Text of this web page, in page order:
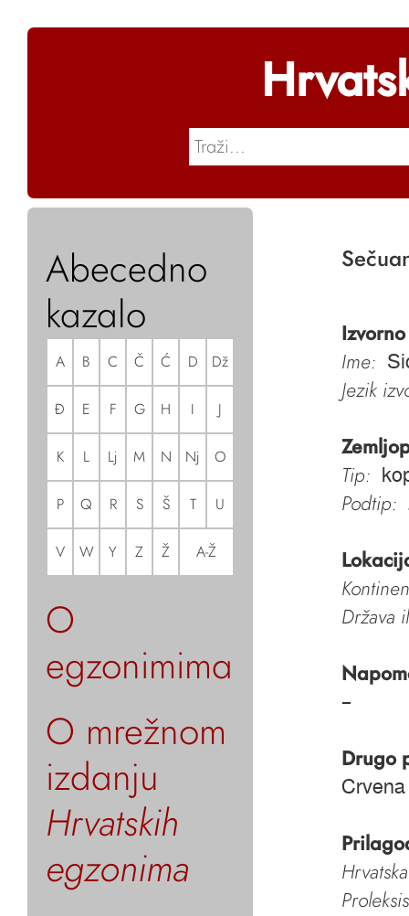
Abecedno
kazalo
A B C Č Ć D Dž
Đ E F G H I J
K L Lj M N Nj O
P Q R S Š T U
V W Y Z Ž A-Ž
O
egzonimima
O mrežnom
izdanju
Hrvatskih
egzonima
Ime:
Jezik
Tip:
Podtip:
Država
–
Drugo